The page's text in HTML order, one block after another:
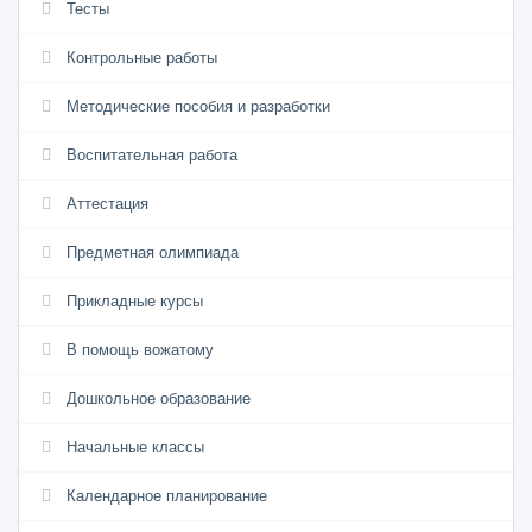
Тесты
Контрольные работы
Методические пособия и разработки
Воспитательная работа
Аттестация
Предметная олимпиада
Прикладные курсы
В помощь вожатому
Дошкольное образование
Начальные классы
Календарное планирование